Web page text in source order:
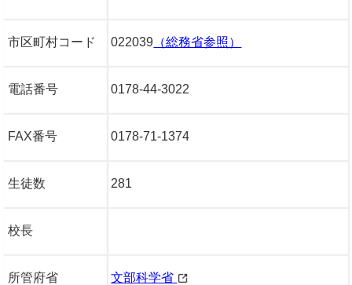
市区町村コード 022039 （総務省参照）
電話番号 0178-44-3022
FAX番号 0178-71-1374
生徒数 281
校長
所管府省 文部科学省